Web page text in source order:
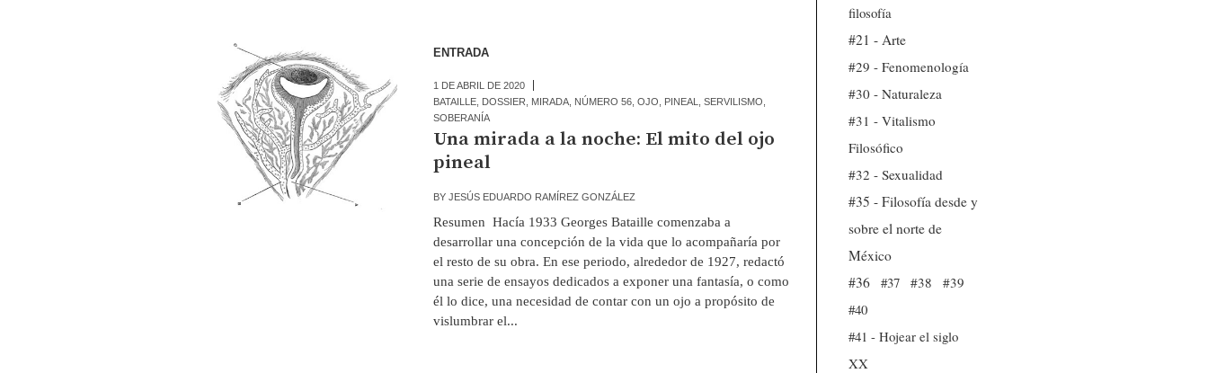
ENTRADA
1 DE ABRIL DE 2020
BATAILLE, DOSSIER MIRADA, NÚMERO 56, OJO PINEAL SERVILISMO
SOBERANÍA
Una mirada a la noche: El mito del ojo
pineal
BY JESÚS EDUARDO RAMÍREZ GONZÁLEZ
Resumen Hacía 1933 Georges Bataille comenzaba a
desarrollar una concepción de la vida que lo acompañaría por
el resto de su obra. En ese periodo, alrededor de 1927, redactó
una serie de ensayos dedicados a exponer una fantasía, o como
él lo dice, una necesidad de contar con un ojo a propósito de
vislumbrar el...
filosofía
#21 - Arte
#29 - Fenomenología
#30 - Naturaleza
#31 - Vitalismo
Filosófico
#32 - Sexualidad
#35 - Filosofía desde y
sobre el norte de
México
#36
#37 #38
#39
#40
#41 - Hojear el siglo
XX